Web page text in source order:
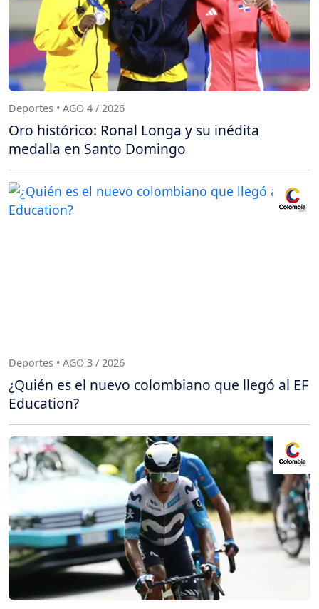
Deportes • AGO 4 / 2026
Oro histórico: Ronal Longa y su inédita
medalla en Santo Domingo
Deportes • AGO 3 / 2026
¿Quién es el nuevo colombiano que llegó al EF
Education?